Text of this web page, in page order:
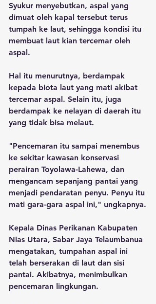
Syukur menyebutkan, aspal yang
dimuat oleh kapal tersebut terus
tumpah ke laut, sehingga kondisi itu
membuat laut kian tercemar oleh
aspal.
Hal itu menurutnya, berdampak
kepada biota laut yang mati akibat
tercemar aspal. Selain itu, juga
berdampak ke nelayan di daerah itu
yang tidak bisa melaut.
"Pencemaran itu sampai menembus
ke sekitar kawasan konservasi
perairan Toyolawa-Lahewa, dan
mengancam sepanjang pantai yang
menjadi pendaratan penyu. Penyu itu
mati gara-gara aspal ini," ungkapnya.
Kepala Dinas Perikanan Kabupaten
Nias Utara, Sabar Jaya Telaumbanua
mengatakan, tumpahan aspal ini
telah berserakan di laut dan sisi
pantai. Akibatnya, menimbulkan
pencemaran lingkungan.